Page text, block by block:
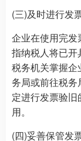
(三)及时进行发
企业在使用完
指纳税人将已
税务机关掌握
务局或前往税
定进行发票验
用。
(四)妥善保管发